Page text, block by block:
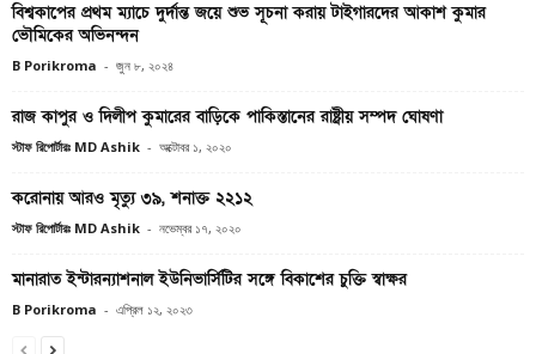
বিশ্বকাপের প্রথম ম্যাচে দুর্দান্ত জয়ে শুভ সূচনা করায় টাইগারদের আকাশ কুমার
ভৌমিকের অভিনন্দন
B Porikroma - জুন ৮, ২০২৪
রাজ কাপুর ও দিলীপ কুমারের বাড়িকে পাকিস্তানের রাষ্ট্রীয় সম্পদ ঘোষণা
স্টাফ রিপোর্টারঃ MD Ashik - অক্টোবর ১, ২০২০
করোনায় আরও মৃত্যু ৩৯, শনাক্ত ২২১২
স্টাফ রিপোর্টারঃ MD Ashik - নভেম্বর ১৭, ২০২০
মানারাত ইন্টারন্যাশনাল ইউনিভার্সিটির সঙ্গে বিকাশের চুক্তি স্বাক্ষর
B Porikroma - এপ্রিল ১২, ২০২৩